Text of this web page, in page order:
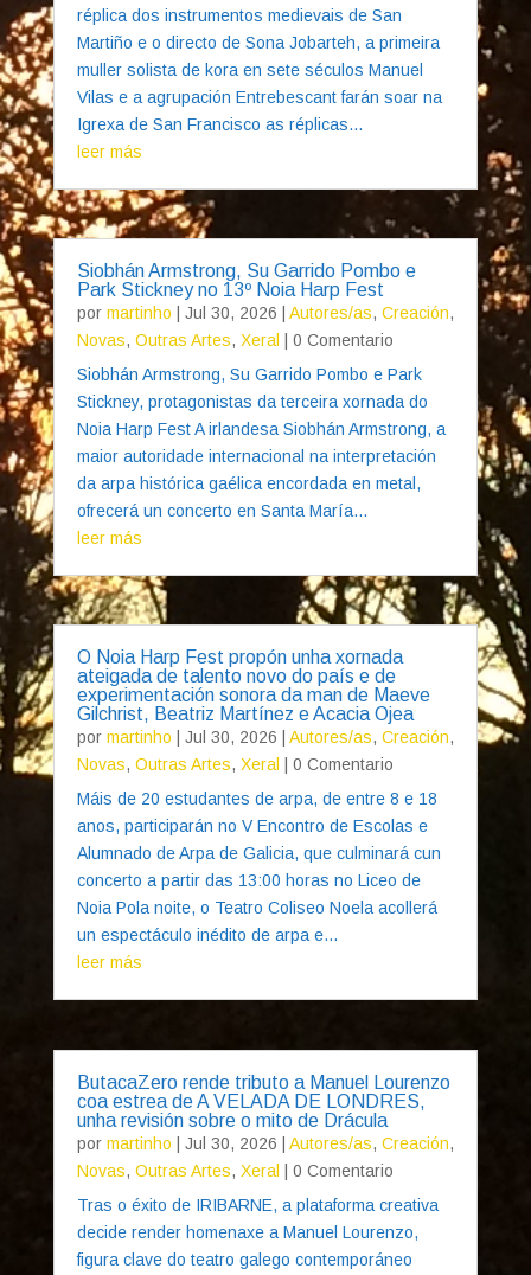
réplica dos instrumentos medievais de San
Martiño e o directo de Sona Jobarteh, a primeira
muller solista de kora en sete séculos Manuel
Vilas e a agrupación Entrebescant farán soar na
Igrexa de San Francisco as réplicas...
leer más
Siobhán Armstrong, Su Garrido Pombo e
Park Stickney no 13º Noia Harp Fest
por martinho Jul 30, 2026 Autores/as, Creación,
Novas, Outras Artes, Xeral
| 0 Comentario
Siobhán Armstrong, Su Garrido Pombo e Park
Stickney, protagonistas da terceira xornada do
Noia Harp Fest A irlandesa Siobhán Armstrong, a
maior autoridade internacional na interpretación
da arpa histórica gaélica encordada en metal,
ofrecerá un concerto en Santa María...
leer más
O Noia Harp Fest propón unha xornada
ateigada de talento novo do país e de
experimentación sonora da man de Maeve
Gilchrist, Beatriz Martínez e Acacia Ojea
por martinho Jul 30, 2026 Autores/as, Creación,
Novas, Outras Artes, Xeral
| 0 Comentario
Máis de 20 estudantes de arpa, de entre 8 e 18
anos, participarán no V Encontro de Escolas e
Alumnado de Arpa de Galicia, que culminará cun
concerto a partir das 13:00 horas no Liceo de
Noia Pola noite, o Teatro Coliseo Noela acollerá
un espectáculo inédito de arpa e...
leer más
ButacaZero rende tributo a Manuel Lourenzo
coa estrea de A VELADA DE LONDRES,
unha revisión sobre o mito de Drácula
por martinho Jul 30, 2026 Autores/as, Creación,
Novas, Outras Artes, Xeral
| 0 Comentario
Tras o éxito de IRIBARNE, a plataforma creativa
decide render homenaxe a Manuel Lourenzo,
figura clave do teatro galego contemporáneo